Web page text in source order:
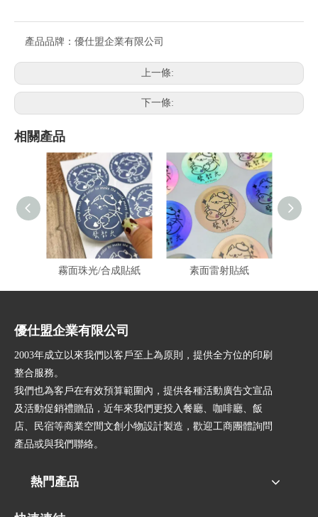
產品品牌： 優仕盟企業有限公司
上一條:
下一條:
相關產品
霧面珠光/合成貼紙 素面雷射貼紙
優仕盟企業有限公司
2003年成立以來我們以客戶至上為原則，提供全方位的印刷
整合服務。
我們也為客戶在有效預算範圍內，提供各種活動廣告文宣品
及活動促銷禮贈品，近年來我們更投入餐廳、咖啡廳、飯
店、民宿等商業空間文創小物設計製造，歡迎工商團體詢問
產品或與我們聯絡。
熱門產品